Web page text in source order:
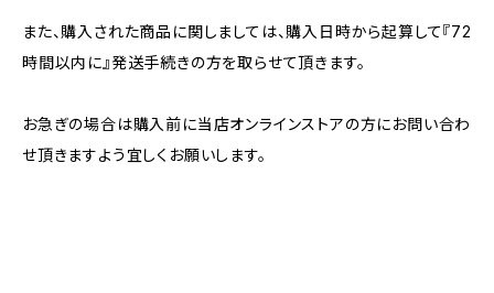
また、購入された商品に関しましては、購入日時から起算して『72
時間以内に』発送手続きの方を取らせて頂きます。
お急ぎの場合は購入前に当店オンラインストアの方にお問い合わ
せ頂きますよう宜しくお願いします。